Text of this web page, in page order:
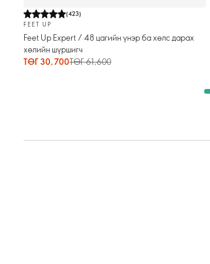
(423)
FEET UP
Feet Up Expert / 48 цагийн үнэр ба хөлс дарах
хөлийн шүршигч
ТӨГ 30,700ТӨГ 61,600